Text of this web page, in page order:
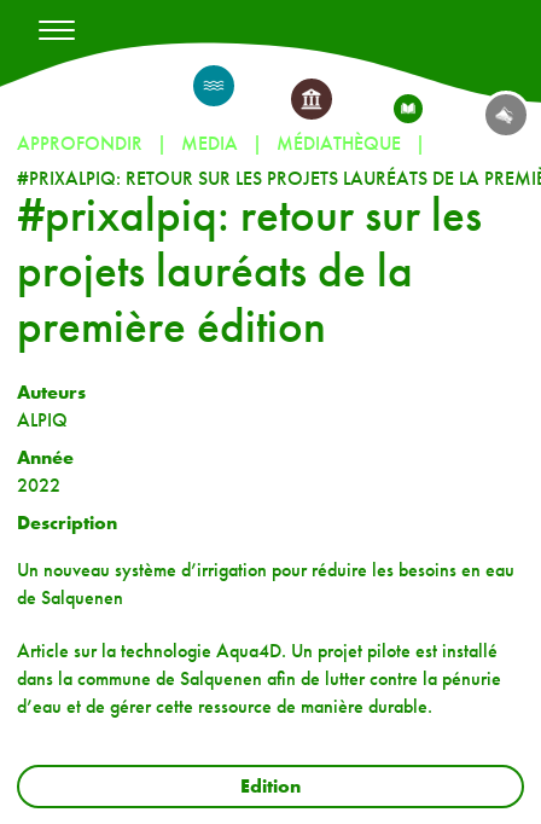
APPROFONDIR MEDIA MÉDIATHÈQUE
#prixalpiq: retour sur les
projets lauréats de la
première édition
Auteurs
ALPIQ
Année
2022
Description
Un nouveau système d’irrigation pour réduire les besoins en eau
de Salquenen
Article sur la technologie Aqua4D. Un projet pilote est installé
dans la commune de Salquenen afin de lutter contre la pénurie
d’eau et de gérer cette ressource de manière durable.
Edition